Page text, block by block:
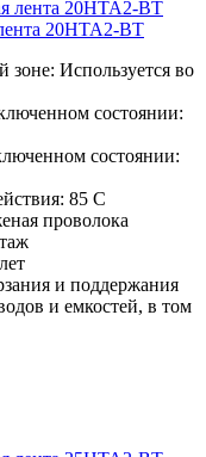
20НТА2-ВТ
зоне: Используется во
состоянии:
состоянии:
85 С
проволока
и поддержания
и емкостей, в том